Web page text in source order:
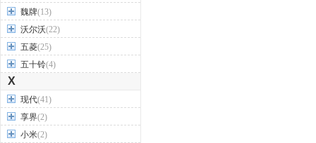
魏牌(13)
沃尔沃(22)
五菱(25)
五十铃(4)
X
现代(41)
享界(2)
小米(2)